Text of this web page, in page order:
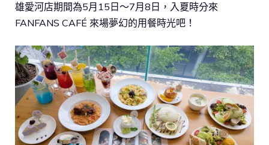
雄愛河店期間為5月15日～7月8日，入夏時分來
FANFANS CAFÉ 來場夢幻的用餐時光吧！